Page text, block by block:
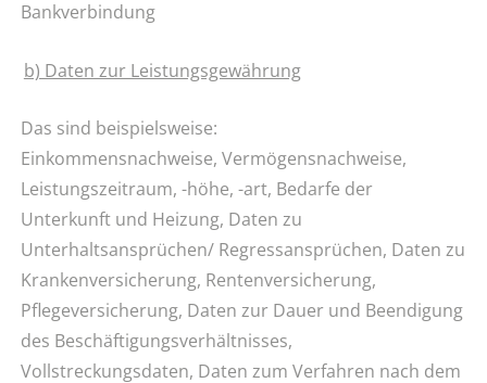
Bankverbindung
b) Daten zur Leistungsgewährung
Das sind beispielsweise:
Einkommensnachweise, Vermögensnachweise,
Leistungszeitraum, -höhe, -art, Bedarfe der
Unterkunft und Heizung, Daten zu
Unterhaltsansprüchen/ Regressansprüchen, Daten zu
Krankenversicherung, Rentenversicherung,
Pflegeversicherung, Daten zur Dauer und Beendigung
des Beschäftigungsverhältnisses,
Vollstreckungsdaten, Daten zum Verfahren nach dem